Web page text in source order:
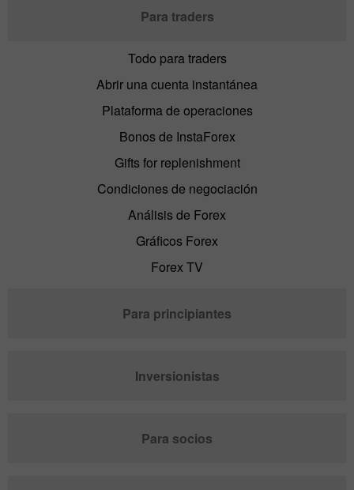
Para traders
Todo para traders
Abrir una cuenta instantánea
Plataforma de operaciones
Bonos de InstaForex
Gifts for replenishment
Condiciones de negociación
Análisis de Forex
Gráficos Forex
Forex TV
Para principiantes
Inversionistas
Para socios